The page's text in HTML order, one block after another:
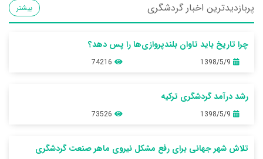
پربازدیدترین اخبار گردشگری بیشتر
چرا تاریخ باید تاوان بلندپروازی‌ها را پس دهد؟
1398/5/9
74216
رشد درآمد گردشگری ترکیه
1398/5/9
73526
تلاش شهر جهانی برای رفع مشکل نیروی ماهر صنعت گردشگری